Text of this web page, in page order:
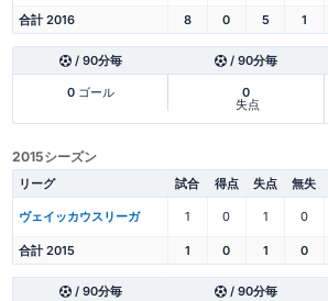
合計 2016 8 0 5 1
/ 90分毎 / 90分毎
0ゴール 0
失点
2015シーズン
リーグ 試合 得点 失点 無失
ヴェイッカウスリーガ 1 0 1 0
合計 2015 1 0 1 0
/ 90分毎 / 90分毎